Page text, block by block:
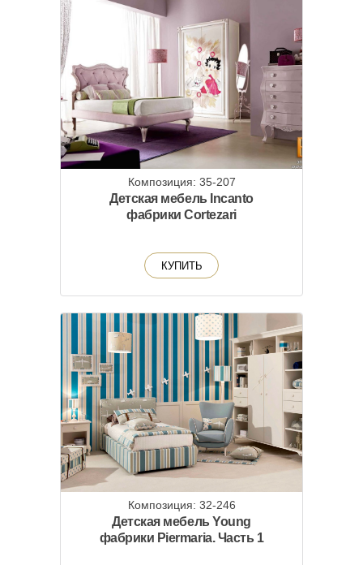
Композиция: 35-207
Детская мебель Incanto
фабрики Cortezari
КУПИТЬ
Композиция: 32-246
Детская мебель Young
фабрики Piermaria. Часть 1